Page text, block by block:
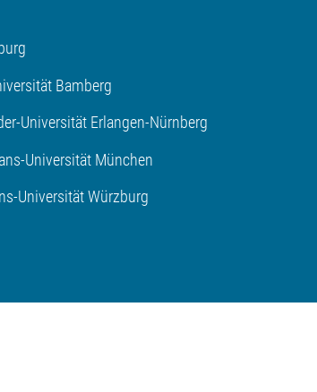
Bamberg
Universität Erlangen-Nürnberg
Universität München
Universität Würzburg